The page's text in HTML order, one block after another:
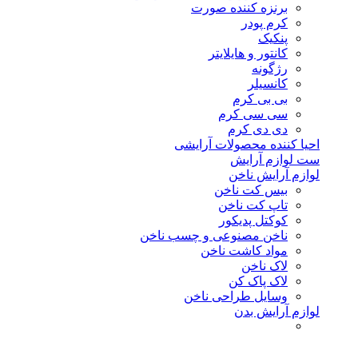
برنزه کننده صورت
کرم پودر
پنکیک
کانتور و هایلایتر
رژگونه
کانسیلر
بی بی کرم
سی سی کرم
دی دی کرم
احیا کننده محصولات آرایشی
ست لوازم آرایش
لوازم آرایش ناخن
بیس کت ناخن
تاپ کت ناخن
کوکتل پدیکور
ناخن مصنوعی و چسب ناخن
مواد کاشت ناخن
لاک ناخن
لاک پاک کن
وسایل طراحی ناخن
لوازم آرایش بدن